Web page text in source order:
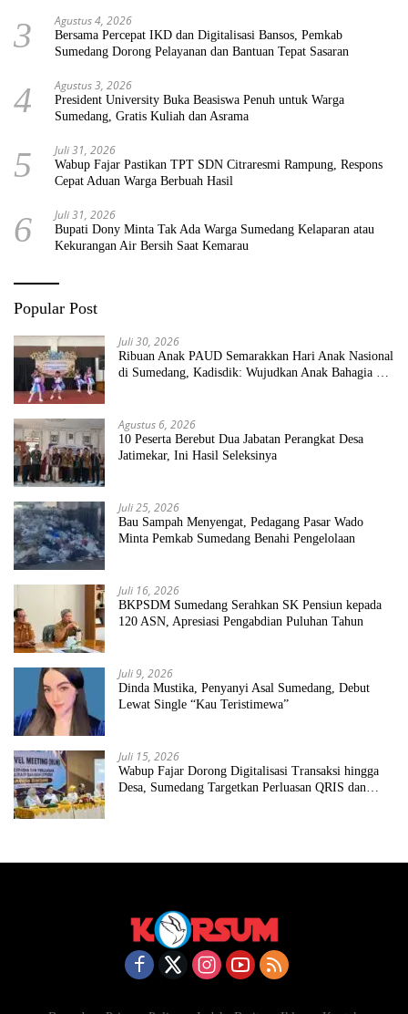
3 Agustus 4, 2026
Bersama Percepat IKD dan Digitalisasi Bansos, Pemkab
Sumedang Dorong Pelayanan dan Bantuan Tepat Sasaran
4 Agustus 3, 2026
President University Buka Beasiswa Penuh untuk Warga
Sumedang, Gratis Kuliah dan Asrama
5 Juli 31, 2026
Wabup Fajar Pastikan TPT SDN Citraresmi Rampung, Respons
Cepat Aduan Warga Berbuah Hasil
6 Juli 31, 2026
Bupati Dony Minta Tak Ada Warga Sumedang Kelaparan atau
Kekurangan Air Bersih Saat Kemarau
Popular Post
Juli 30, 2026
Ribuan Anak PAUD Semarakkan Hari Anak Nasional
di Sumedang, Kadisdik: Wujudkan Anak Bahagia dan
Agustus 6, 2026
10 Peserta Berebut Dua Jabatan Perangkat Desa
Jatimekar, Ini Hasil Seleksinya
Juli 25, 2026
Bau Sampah Menyengat, Pedagang Pasar Wado
Minta Pemkab Sumedang Benahi Pengelolaan
Juli 16, 2026
BKPSDM Sumedang Serahkan SK Pensiun kepada
120 ASN, Apresiasi Pengabdian Puluhan Tahun
Juli 9, 2026
Dinda Mustika, Penyanyi Asal Sumedang, Debut
Lewat Single “Kau Teristimewa”
Juli 15, 2026
Wabup Fajar Dorong Digitalisasi Transaksi hingga
Desa, Sumedang Targetkan Perluasan QRIS dan